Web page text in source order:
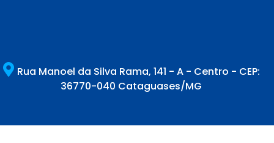
Rua Manoel da Silva Rama, 141 - A - Centro - CEP:
36770-040 Cataguases/MG